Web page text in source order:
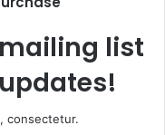
list
consectetur.